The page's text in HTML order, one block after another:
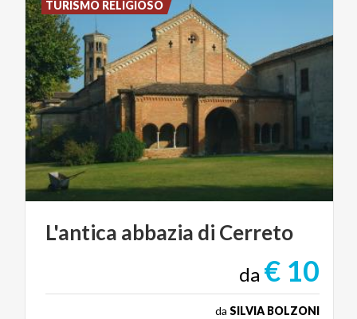
L'antica abbazia di Cerreto
da € 10
da SILVIA BOLZONI
TURISMO RELIGIOSO